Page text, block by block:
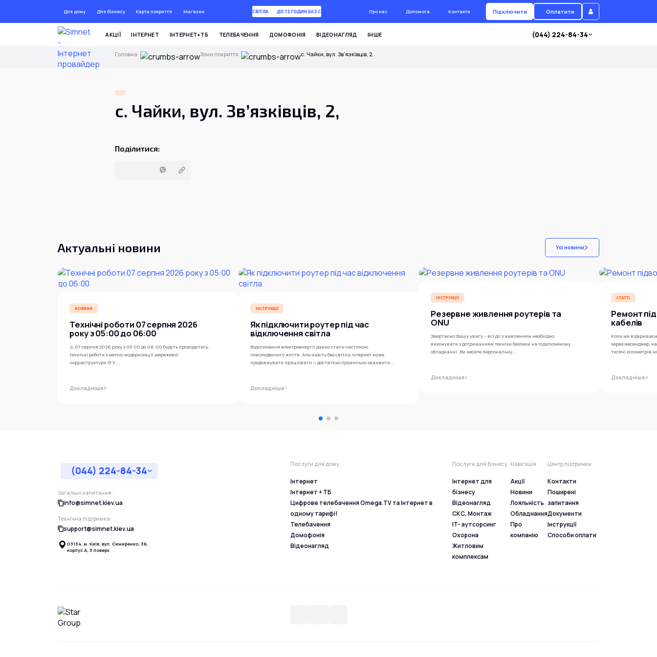
Для дому Для бізнесу Карта покриття Магазин ДО 72 ГОДИН БЕЗ СВІТЛА ДО 72 ГОДИН БЕЗ СВІТЛА Про нас Допомога Контакти Підключити Оплатити
АКЦІЇ ІНТЕРНЕТ ІНТЕРНЕТ+ТБ ТЕЛЕБАЧЕННЯ ДОМОФОНІЯ ВІДЕОНАГЛЯД ІНШЕ (044) 224-84-34
Головна Зони покриття с. Чайки, вул. Зв’язківців, 2,
с. Чайки, вул. Зв’язківців, 2,
Поділитися:
Актуальні новини Усі новини
НОВИНИ
Технічні роботи 07 серпня 2026
року з 05:00 до 06:00
⚠️ 07 серпня 2026 року з 05:00 до 06:00 будуть проводитись
технічні роботи з метою модернізації мережевої
інфраструктури ⚙️ У...
Докладніше
ІНСТРУКЦІЇ
Як підключити роутер під час
відключення світла
Відключення електроенергії давно стали частиною
повсякденного життя. Але навіть без світла інтернет може
продовжувати працювати — достатньо правильно заживити
Докладніше
ІНСТРУКЦІЇ
Резервне живлення роутерів та
ONU
Звертаємо Вашу увагу – всі дії з живленням необхідно
виконувати з дотриманням техніки безпеки на підключеному
обладнанні. Ви несете персональну...
Докладніше
СТАТТІ
Ремонт
кабелів
Коли ми
через месенджер,
тисячі кілометрів
Докладніше
(044) 224-84-34
Загальні запитання:
info@simnet.kiev.ua
Технічна підтримка:
support@simnet.kiev.ua
03134, м. Київ, вул. Симиренко, 36,
корпус А, 3 поверх
Послуги для дому
Інтернет
Інтернет + ТБ
Цифрове телебачення Omega.TV та Інтернет в
одному тарифі!
Телебачення
Домофонія
Відеонагляд
Послуги для бізнесу
Інтернет для
бізнесу
Відеонагляд
СКС, Монтаж
IT- аутсорсинг
Охорона
Житловим
комплексам
Навігація
Акції
Новини
Лояльність
Обладнання
Про
компанію
Центр підтримки
Контакти
Поширені
запитання
Документи
Інструкції
Способи оплати